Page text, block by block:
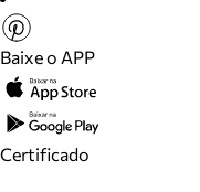
Baixe o APP
Certificado